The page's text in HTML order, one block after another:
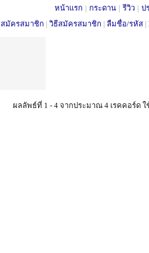
หน้าแรก | กระดาน | รีวิว | ป
สมัครสมาชิก | วิธีสมัครสมาชิก | ลืมชื่อ/รหัส |
ผลลัพธ์ที่ 1 - 4 จากประมาณ 4 เรคคอร์ด ใ